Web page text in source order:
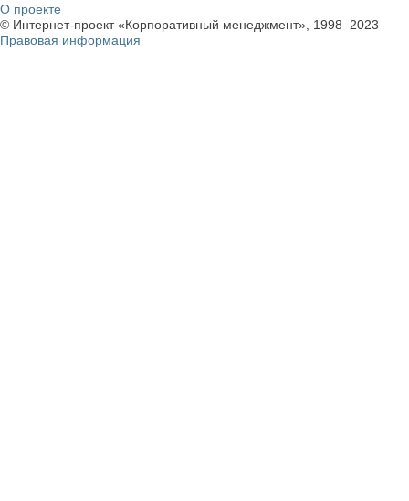
О проекте
© Интернет-проект «Корпоративный менеджмент», 1998–2023
Правовая информация